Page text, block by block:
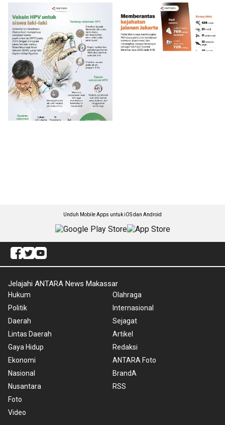
Unduh Mobile Apps untuk iOS dan Android
Jelajahi ANTARA News Makassar
Hukum
Politik
Daerah
Lintas Daerah
Gaya Hidup
Ekonomi
Nasional
Nusantara
Foto
Video
Olahraga
Internasional
Sejagat
Artikel
Redaksi
ANTARA Foto
BrandA
RSS